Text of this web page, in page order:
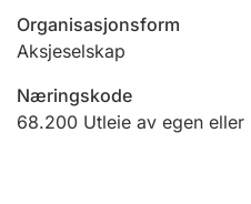
Ektepaktveileder
Offentlig sektor
Organisasjonsform
Aksjeselskap
Næringskode
68.200 Utleie av egen